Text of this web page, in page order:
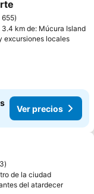
655
km de: Múcura Island
excursiones localesVer
Ver precios
de la ciudad
del atardecerVer